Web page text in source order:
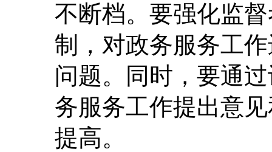
不断档。要强化监
制，对政务服务工
问题。同时，要通
务服务工作提出意
提高。